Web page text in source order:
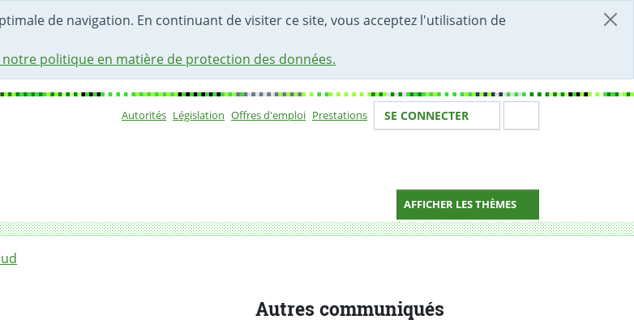
de navigation. En continuant de visiter ce site, vous acceptez l'utilisation de
politique en matière de protection des données.
Autorités Législation Offres d'emploi Prestations Votre identité
SE CONNECTER
AFFICHER LES THÈMES
et d’ingénierie
Autres communiqués